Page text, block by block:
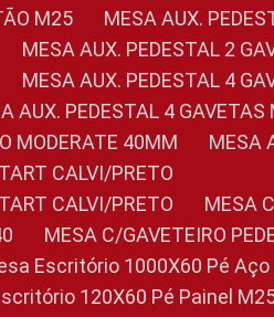
M25
MESA AUX.
MESA AUX. PEDESTAL 2
MESA AUX. PEDESTAL 4
AUX. PEDESTAL 4 GAVETAS
MODERATE 40MM
CALVI/PRETO
CALVI/PRETO
MESA C/GAVETEIRO
Escritório 1000X60 Pé
120X60 Pé Painel